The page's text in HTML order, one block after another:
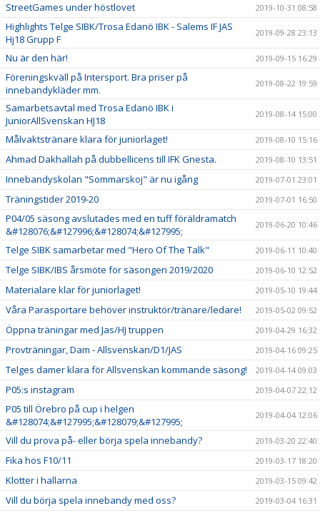
StreetGames under höstlovet 2019-10-31 08:58
Highlights Telge SIBK/Trosa Edanö IBK - Salems IF JAS
Hj18 Grupp F
2019-09-28 23:13
Nu är den här! 2019-09-15 16:29
Föreningskväll på Intersport. Bra priser på
innebandykläder mm.
2019-08-22 19:59
Samarbetsavtal med Trosa Edanö IBK i
JuniorAllSvenskan HJ18
2019-08-14 15:00
Målvaktstränare klara för juniorlaget! 2019-08-10 15:16
Ahmad Dakhallah på dubbellicens till IFK Gnesta. 2019-08-10 13:51
Innebandyskolan "Sommarskoj" är nu igång 2019-07-01 23:01
Träningstider 2019-20 2019-07-01 16:50
P04/05 säsong avslutades med en tuff föräldramatch
&#128076;&#127996;&#128074;&#127995;
2019-06-20 10:46
Telge SIBK samarbetar med "Hero Of The Talk" 2019-06-11 10:40
Telge SIBK/IBS årsmöte för säsongen 2019/2020 2019-06-10 12:52
Materialare klar för juniorlaget! 2019-05-10 19:44
Våra Parasportare behöver instruktör/tränare/ledare! 2019-05-02 09:52
Öppna träningar med Jas/HJ truppen 2019-04-29 16:32
Provträningar, Dam - Allsvenskan/D1/JAS 2019-04-16 09:25
Telges damer klara för Allsvenskan kommande säsong! 2019-04-14 09:03
P05:s instagram 2019-04-07 22:12
P05 till Örebro på cup i helgen
&#128074;&#127995;&#128079;&#127995;
2019-04-04 12:06
Vill du prova på- eller börja spela innebandy? 2019-03-20 22:40
Fika hos F10/11 2019-03-17 18:20
Klotter i hallarna 2019-03-15 09:42
Vill du börja spela innebandy med oss? 2019-03-04 16:31